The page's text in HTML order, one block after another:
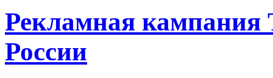
Рекламная кампания
России